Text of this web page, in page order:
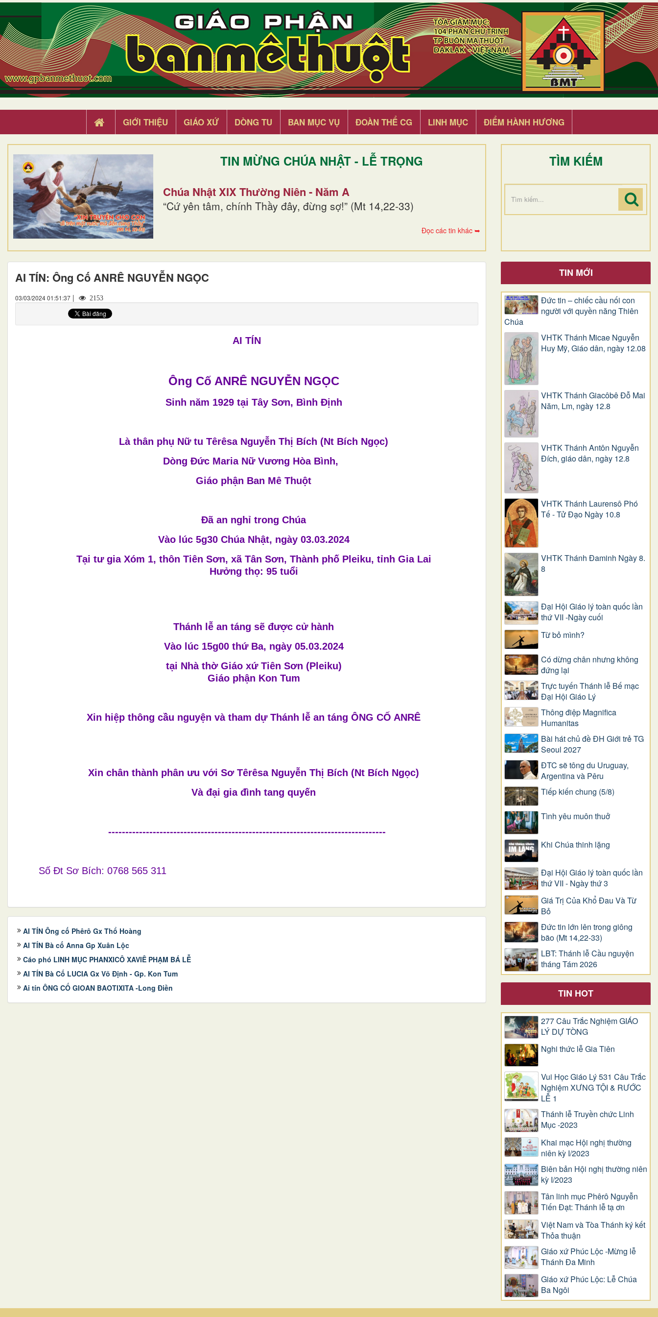
GIỚI THIỆU GIÁO XỨ DÒNG TU BAN MỤC VỤ ĐOÀN THỂ CG LINH MỤC ĐIỂM HÀNH HƯƠNG
TIN MỪNG CHÚA NHẬT - LỄ TRỌNG
Chúa Nhật XIX Thường Niên - Năm A
“Cứ yên tâm, chính Thầy đây, đừng sợ!” (Mt 14,22-33)
Đọc các tin khác ➥
TÌM KIẾM
AI TÍN: Ông Cố ANRÊ NGUYỄN NGỌC
03/03/2024 01:51:37 | 2153
AI TÍN
Ông Cố ANRÊ NGUYỄN NGỌC
Sinh năm 1929 tại Tây Sơn, Bình Định
Là thân phụ Nữ tu Têrêsa Nguyễn Thị Bích (Nt Bích Ngọc)
Dòng Đức Maria Nữ Vương Hòa Bình,
Giáo phận Ban Mê Thuột
Đã an nghỉ trong Chúa
Vào lúc 5g30 Chúa Nhật, ngày 03.03.2024
Tại tư gia Xóm 1, thôn Tiên Sơn, xã Tân Sơn, Thành phố Pleiku, tỉnh Gia Lai
Hưởng thọ: 95 tuổi
Thánh lễ an táng sẽ được cử hành
Vào lúc 15g00 thứ Ba, ngày 05.03.2024
tại Nhà thờ Giáo xứ Tiên Sơn (Pleiku)
Giáo phận Kon Tum
Xin hiệp thông cầu nguyện và tham dự Thánh lễ an táng ÔNG CỐ ANRÊ
Xin chân thành phân ưu với Sơ Têrêsa Nguyễn Thị Bích (Nt Bích Ngọc)
Và đại gia đình tang quyến
---------------------------------------------------------------------------------
Số Đt Sơ Bích: 0768 565 311
AI TÍN Ông cố Phêrô Gx Thổ Hoàng
AI TÍN Bà cố Anna Gp Xuân Lộc
Cáo phó LINH MỤC PHANXICÔ XAVIÊ PHẠM BÁ LỄ
AI TÍN Bà Cố LUCIA Gx Võ Định - Gp. Kon Tum
Ai tín ÔNG CỐ GIOAN BAOTIXITA -Long Điền
TIN MỚI
Đức tin – chiếc cầu nối con
người với quyền năng Thiên
Chúa
VHTK Thánh Micae Nguyễn
Huy Mỹ, Giáo dân, ngày 12.08
VHTK Thánh Giacôbê Ðỗ Mai
Năm, Lm, ngày 12.8
VHTK Thánh Antôn Nguyễn
Ðích, giáo dân, ngày 12.8
VHTK Thánh Laurensô Phó
Tế - Tử Đạo Ngày 10.8
VHTK Thánh Đaminh Ngày 8.
8
Đại Hội Giáo lý toàn quốc lần
thứ VII -Ngày cuối
Từ bỏ mình?
Có dừng chân nhưng không
đứng lại
Trực tuyến Thánh lễ Bế mạc
Đại Hội Giáo Lý
Thông điệp Magnifica
Humanitas
Bài hát chủ đề ĐH Giới trẻ TG
Seoul 2027
ĐTC sẽ tông du Uruguay,
Argentina và Pêru
Tiếp kiến chung (5/8)
Tình yêu muôn thuở
Khi Chúa thinh lặng
Đại Hội Giáo lý toàn quốc lần
thứ VII - Ngày thứ 3
Giá Trị Của Khổ Ðau Và Từ
Bỏ
Đức tin lớn lên trong giông
bão (Mt 14,22-33)
LBT: Thánh lễ Cầu nguyện
tháng Tám 2026
TIN HOT
277 Câu Trắc Nghiệm GIÁO
LÝ DỰ TÒNG
Nghi thức lễ Gia Tiên
Vui Học Giáo Lý 531 Câu Trắc
Nghiệm XƯNG TỘI & RƯỚC
LỄ 1
Thánh lễ Truyền chức Linh
Mục -2023
Khai mạc Hội nghị thường
niên kỳ I/2023
Biên bản Hội nghị thường niên
kỳ I/2023
Tân linh mục Phêrô Nguyễn
Tiến Đạt: Thánh lễ tạ ơn
Việt Nam và Tòa Thánh ký kết
Thỏa thuận
Giáo xứ Phúc Lộc -Mừng lễ
Thánh Đa Minh
Giáo xứ Phúc Lộc: Lễ Chúa
Ba Ngôi